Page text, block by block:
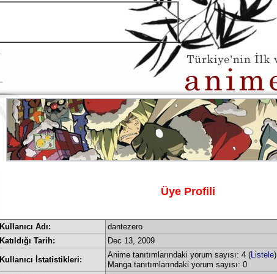
Üye Profili
Kullanıcı Adı:
dantezero
Katıldığı Tarih:
Dec 13, 2009
Kullanıcı İstatistikleri:
Anime tanıtımlarındaki yorum sayısı: 4 (Listele)
Manga tanıtımlarındaki yorum sayısı: 0